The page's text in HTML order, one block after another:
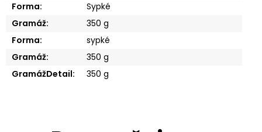
Forma:
Sypké
Gramáž:
350 g
Forma:
sypké
Gramáž:
350 g
GramážDetail: 350 g